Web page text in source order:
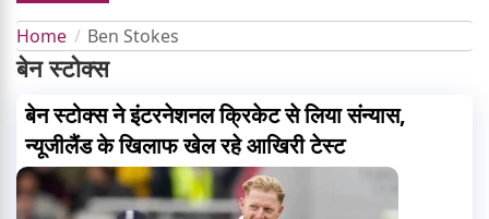
Home Ben Stokes
बेन स्टोक्स
बेन स्टोक्स ने इंटरनेशनल क्रिकेट से लिया संन्यास,
न्यूजीलैंड के खिलाफ खेल रहे आखिरी टेस्ट